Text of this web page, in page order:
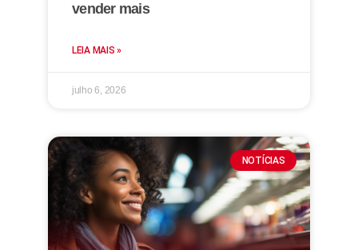
vender mais
LEIA MAIS »
julho 6, 2026
NOTÍCIAS